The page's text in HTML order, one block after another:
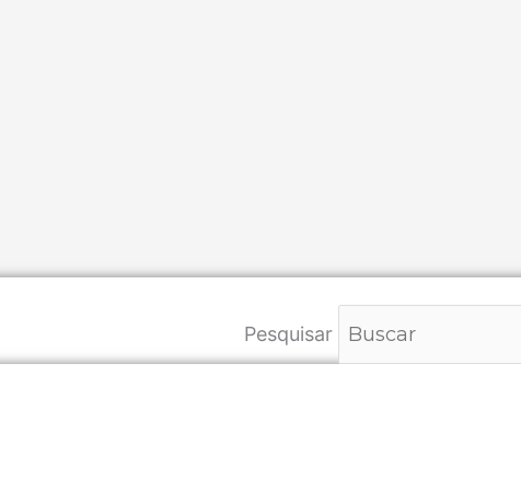
Pesquisar